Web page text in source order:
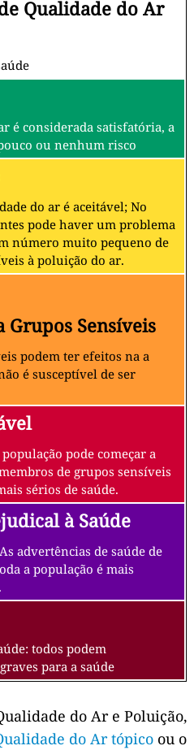
Qualidade do Ar
é considerada satisfatória, a
ou nenhum risco
do ar é aceitável; No
pode haver um problema
número muito pequeno de
à poluição do ar.
Grupos Sensíveis
podem ter efeitos na a
é susceptível de ser
pode começar a
de grupos sensíveis
sérios de saúde.
à Saúde
advertências de saúde de
a população é mais
todos podem
para a saúde
do Ar e Poluição,
do Ar tópico ou o